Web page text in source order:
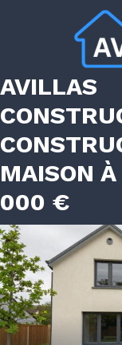
AVILLAS
MAISON
000 €